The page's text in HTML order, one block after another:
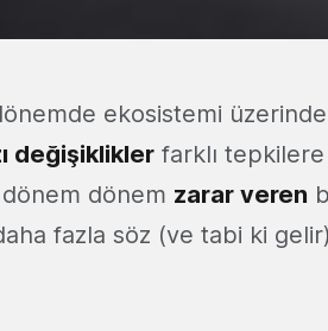
ekosistemi
değişiklikler farklı
dönem zarar veren
fazla söz (ve tabi ki